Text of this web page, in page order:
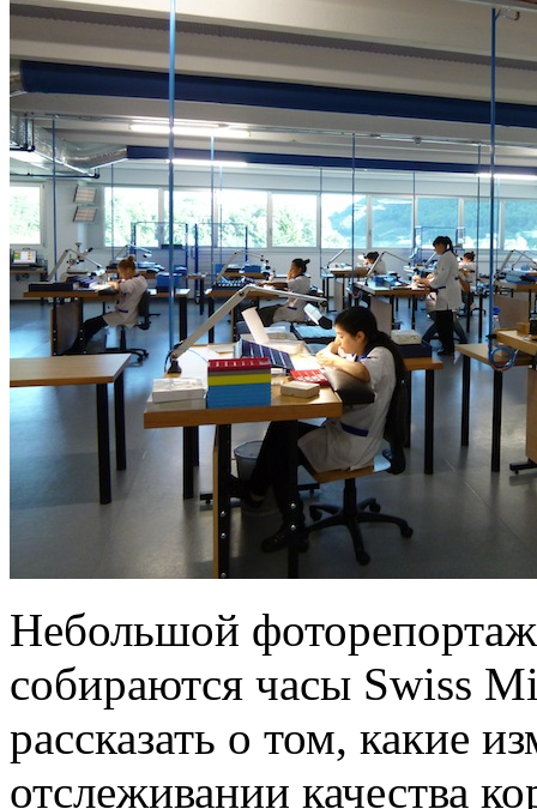
Небольшой
собираются часы Swiss
рассказать о том, какие
отслеживании качества